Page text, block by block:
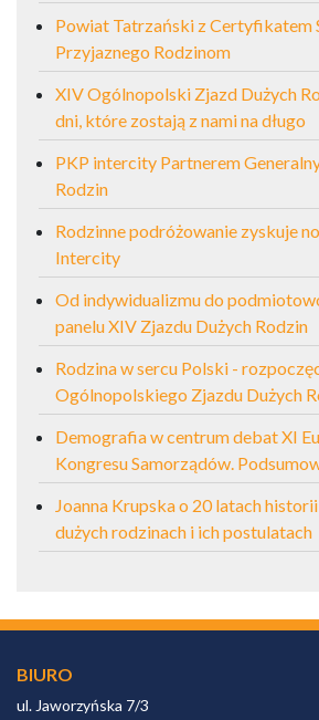
Powiat Tatrzański z Certyfikatem
Przyjaznego Rodzinom
XIV Ogólnopolski Zjazd Dużych
dni, które zostają z nami na długo
PKP intercity Partnerem
Rodzin
Rodzinne podróżowanie zyskuje
Intercity
Od indywidualizmu do
panelu XIV Zjazdu Dużych Rodzin
Rodzina w sercu Polski -
Ogólnopolskiego Zjazdu Dużych
Demografia w centrum debat XI
Kongresu Samorządów.
Joanna Krupska o 20 latach
dużych rodzinach i ich postulatach
BIURO
ul. Jaworzyńska 7/3